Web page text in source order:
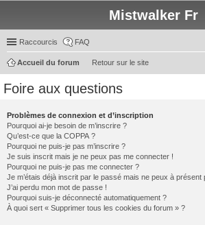
Mistwalker Fr
Raccourcis FAQ
Retour sur le site
Accueil du forum
Foire aux questions
Problèmes de connexion et d’inscription
Pourquoi ai-je besoin de m’inscrire ?
Qu’est-ce que la COPPA ?
Pourquoi ne puis-je pas m’inscrire ?
Je suis inscrit mais je ne peux pas me connecter !
Pourquoi ne puis-je pas me connecter ?
Je m’étais déjà inscrit par le passé mais ne peux à présent
J’ai perdu mon mot de passe !
Pourquoi suis-je déconnecté automatiquement ?
À quoi sert « Supprimer tous les cookies du forum » ?